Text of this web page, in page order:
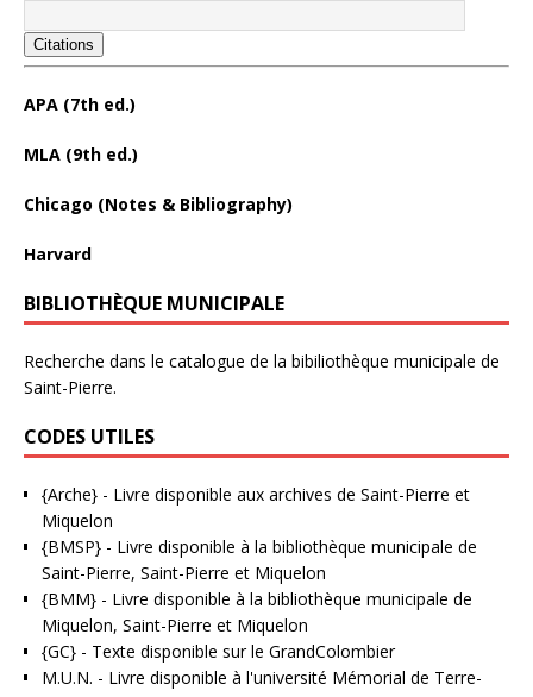
Citations
APA (7th ed.)
MLA (9th ed.)
Chicago (Notes & Bibliography)
Harvard
BIBLIOTHÈQUE MUNICIPALE
Recherche dans le catalogue de la bibiliothèque municipale de
Saint-Pierre.
CODES UTILES
{Arche} - Livre disponible aux archives de Saint-Pierre et
Miquelon
{BMSP} - Livre disponible à la bibliothèque municipale de
Saint-Pierre, Saint-Pierre et Miquelon
{BMM} - Livre disponible à la bibliothèque municipale de
Miquelon, Saint-Pierre et Miquelon
{GC} - Texte disponible sur le GrandColombier
M.U.N. - Livre disponible à l'université Mémorial de Terre-